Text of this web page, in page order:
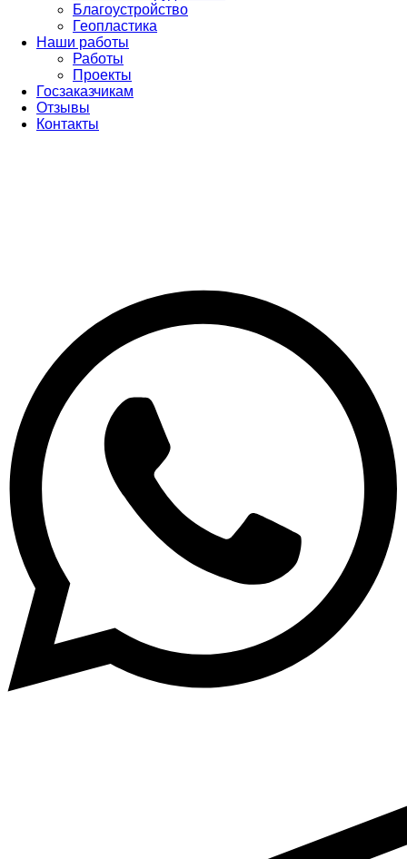
Благоустройство
Геопластика
Наши работы
Работы
Проекты
Госзаказчикам
Отзывы
Контакты